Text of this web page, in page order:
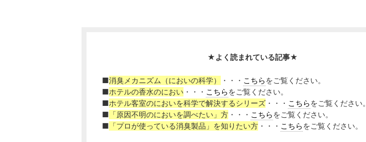
★よく読まれている記事★
■消臭メカニズム（においの科学） ・・・ こちら をご覧ください。
■ホテルの香水のにおい ・・・ こちら をご覧ください。
■ホテル客室のにおいを科学で解決するシリーズ ・・・ こちら をご覧ください。
■ 「原因不明のにおいを調べたい」方 ・・・ こちら をご覧ください。
■ 「プロが使っている消臭製品」を知りたい方 ・・・ こちら をご覧ください。